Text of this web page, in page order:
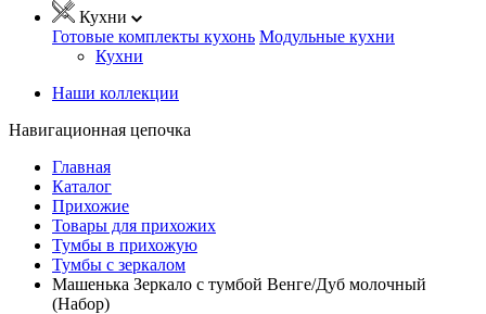
Кухни
Готовые комплекты кухонь Модульные кухни
Кухни
Наши коллекции
Навигационная цепочка
Главная
Каталог
Прихожие
Товары для прихожих
Тумбы в прихожую
Тумбы с зеркалом
Машенька Зеркало с тумбой Венге/Дуб молочный
(Набор)